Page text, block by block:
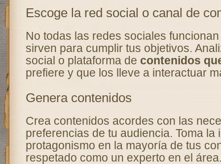
Escoge la red social o canal de
No todas las redes sociales
sirven para cumplir tus objetivos.
social o plataforma de contenidos
prefiere y que los lleve a interactuar
Genera contenidos
Crea contenidos acordes con las
preferencias de tu audiencia. Toma la
protagonismo en la mayoría de tus
respetado como un experto en el